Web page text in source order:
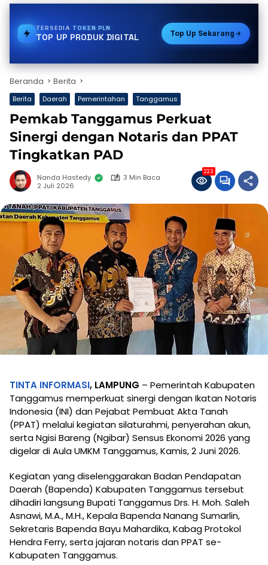
TERSEDIA STREAMING
TOP UP PRODUK DIGITAL Top Up Sekarang
Beranda Berita
Berita Daerah Pemerintahan Tanggamus
Pemkab Tanggamus Perkuat
Sinergi dengan Notaris dan PPAT
Tingkatkan PAD
Nanda Hastedy
3 Min Baca
2 Juli 2026
223
TINTA INFORMASI, LAMPUNG – Pemerintah Kabupaten
Tanggamus memperkuat sinergi dengan Ikatan Notaris
Indonesia (INI) dan Pejabat Pembuat Akta Tanah
(PPAT) melalui kegiatan silaturahmi, penyerahan akun,
serta Ngisi Bareng (Ngibar) Sensus Ekonomi 2026 yang
digelar di Aula UMKM Tanggamus, Kamis, 2 Juni 2026.
Kegiatan yang diselenggarakan Badan Pendapatan
Daerah (Bapenda) Kabupaten Tanggamus tersebut
dihadiri langsung Bupati Tanggamus Drs. H. Moh. Saleh
Asnawi, M.A., M.H., Kepala Bapenda Nanang Sumarlin,
Sekretaris Bapenda Bayu Mahardika, Kabag Protokol
Hendra Ferry, serta jajaran notaris dan PPAT se-
Kabupaten Tanggamus.